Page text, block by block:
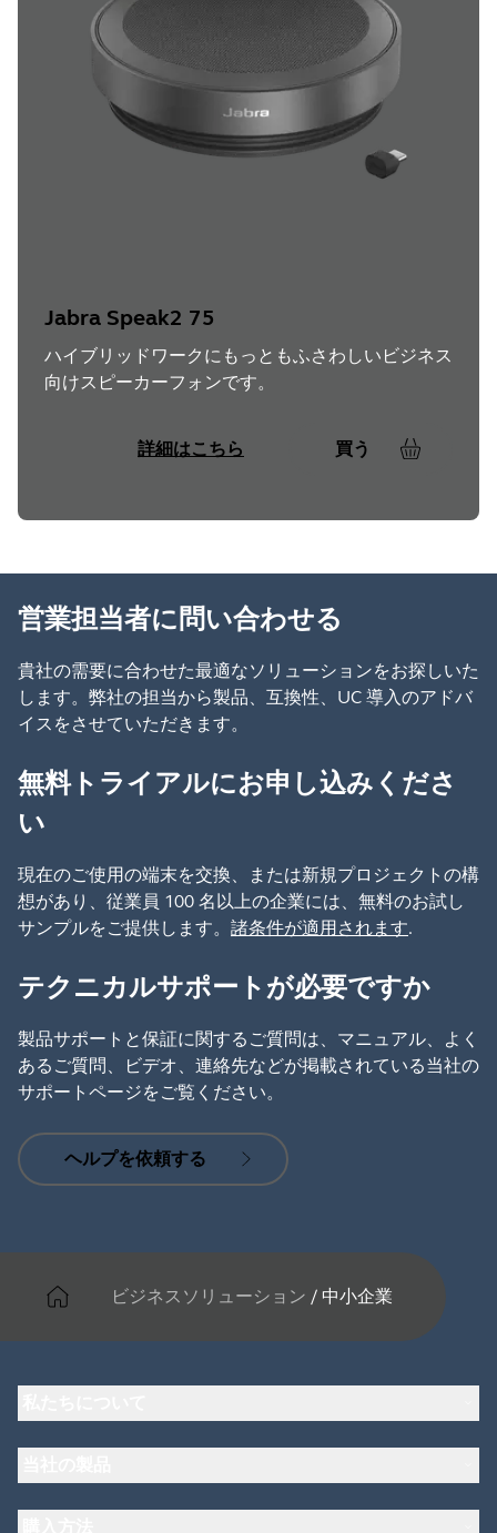
Jabra Speak2 75
ハイブリッドワークにもっともふさわしいビジネス
向けスピーカーフォンです。
詳細はこちら 買う
営業担当者に問い合わせる
貴社の需要に合わせた最適なソリューションをお探しいた
します。弊社の担当から製品、互換性、UC 導入のアドバ
イスをさせていただきます。
無料トライアルにお申し込みくださ
い
現在のご使用の端末を交換、または新規プロジェクトの構
想があり、従業員 100 名以上の企業には、無料のお試し
サンプルをご提供します。 諸条件が適用されます.
テクニカルサポートが必要ですか
製品サポートと保証に関するご質問は、マニュアル、よく
あるご質問、ビデオ、連絡先などが掲載されている当社の
サポートページをご覧ください。
ヘルプを依頼する
ビジネスソリューション / 中小企業